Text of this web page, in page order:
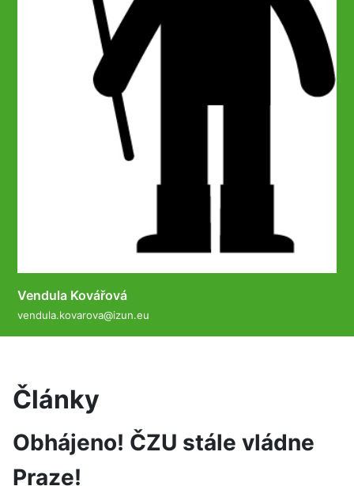
Vendula Kovářová
vendula.kovarova@izun.eu
Články
Obhájeno! ČZU stále vládne
Praze!